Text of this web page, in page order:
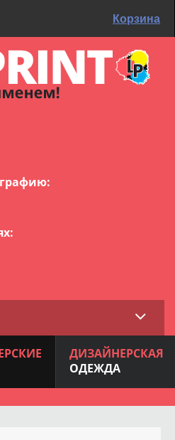
Корзина
ДИЗАЙНЕРСКАЯ
ОДЕЖДА